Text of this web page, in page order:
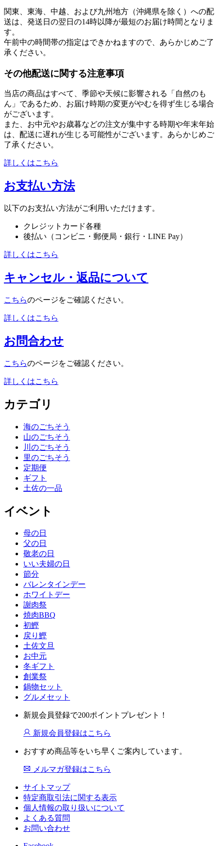
関東、東海、中越、および九州地方（沖縄県を除く）への配
送は、発送日の翌日の14時以降が最短のお届け時間となりま
す。
午前中の時間帯の指定はできかねますので、あらかじめご了
承ください。
その他配送に関する注意事項
当店の商品はすべて、季節や天候に影響される「自然のも
ん」であるため、お届け時期の変更がやむを得ず生じる場合
がございます。
また、お中元やお歳暮などの注文が集中する時期や年末年始
は、配送に遅れが生じる可能性がございます。あらかじめご
了承ください。
詳しくはこちら
お支払い方法
以下のお支払い方法がご利用いただけます。
クレジットカード各種
後払い（コンビニ・郵便局・銀行・LINE Pay）
詳しくはこちら
キャンセル・返品について
こちらのページをご確認ください。
詳しくはこちら
お問合わせ
こちらのページをご確認ください。
詳しくはこちら
カテゴリ
海のごちそう
山のごちそう
川のごちそう
里のごちそう
定期便
ギフト
土佐の一品
イベント
母の日
父の日
敬老の日
いい夫婦の日
節分
バレンタインデー
ホワイトデー
謝肉祭
焼肉BBQ
初鰹
戻り鰹
土佐文旦
お中元
冬ギフト
創業祭
鍋物セット
グルメセット
新規会員登録で200ポイントプレゼント！
新規会員登録はこちら
おすすめ商品等をいち早くご案内しています。
メルマガ登録はこちら
サイトマップ
特定商取引法に関する表示
個人情報の取り扱いについて
よくある質問
お問い合わせ